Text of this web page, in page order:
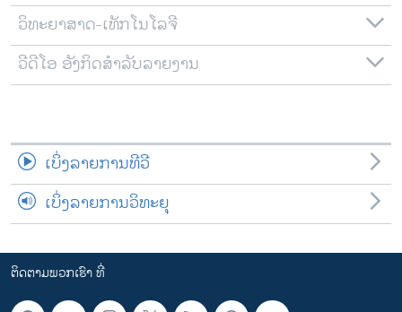
ພາສາຕ່າງໆ
ວິທະຍາສາດ-ເທັກໂນໂລຈີ
ວີດີໂອ ອັງກິດສຳລັບລາຍງານ
ເບິ່ງລາຍການທີວີ
ເບິ່ງລາຍການວິທະຍຸ
ຕິດຕາມພວກເຮົາ ທີ່